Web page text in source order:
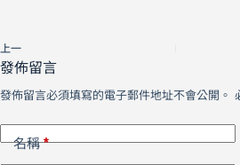
上一
發佈留言
發佈留言必須填寫的電子郵件地址不會公開。
名稱*